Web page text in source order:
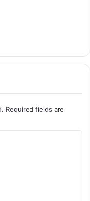
Required fields are